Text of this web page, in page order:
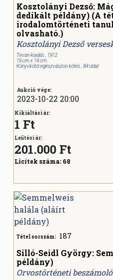
Kosztolányi Dezső:
dedikált példány) (A
irodalomtörténeti
olvasható.)
Kosztolányi Dezső
Tevan-kiadás , 1912
19 cm x 14 cm
Könyvkötői egészvászon kötés , 84 oldal
Aukció vége:
2023-10-22 20:00
Kikiáltási ár:
1 Ft
Leütési ár:
201.000 Ft
Licitek száma: 68
Tétel sorszám: 187
Silló-Seidl György:
példány)
Orvostörténeti beszámoló